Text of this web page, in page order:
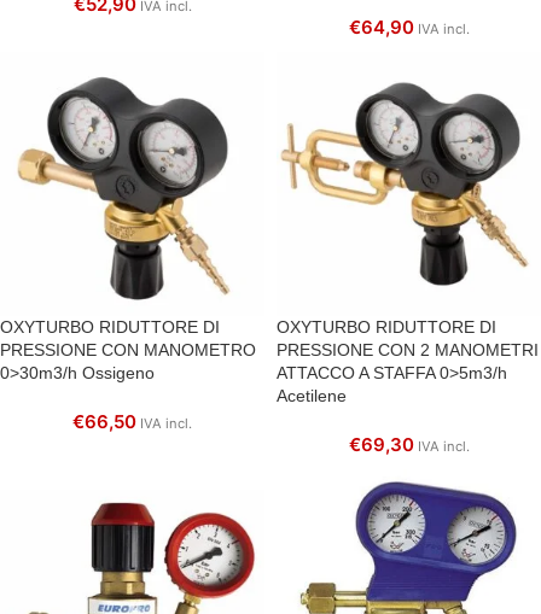
IVA incl.
€64,90 IVA incl.
OXYTURBO RIDUTTORE DI
PRESSIONE CON MANOMETRO
0>30m3/h Ossigeno
€66,50 IVA incl.
OXYTURBO RIDUTTORE DI
PRESSIONE CON 2 MANOMETRI
ATTACCO A STAFFA 0>5m3/h
Acetilene
€69,30 IVA incl.